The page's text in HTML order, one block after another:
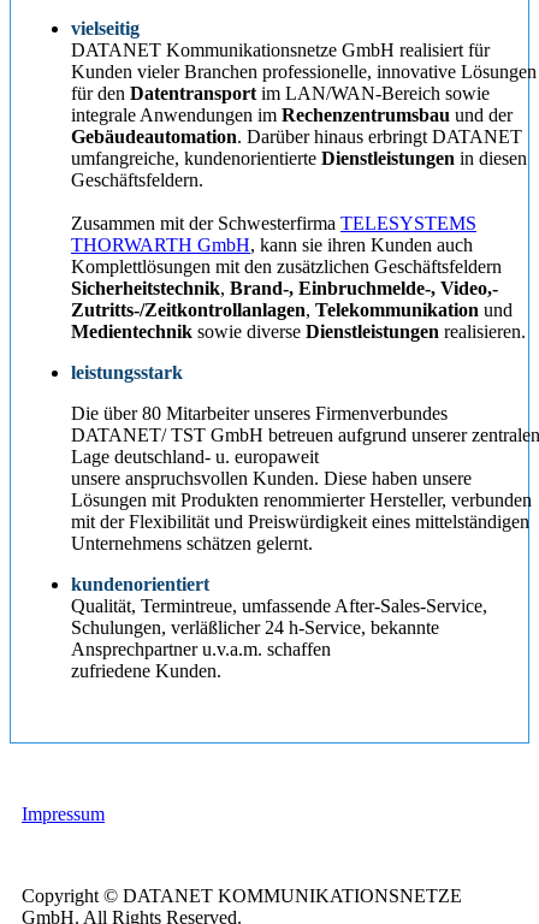
vielseitig
DATANET Kommunikationsnetze GmbH realisiert für
Kunden vieler Branchen professionelle, innovative Lösungen
für den Datentransport im LAN/WAN-Bereich sowie
integrale Anwendungen im Rechenzentrumsbau und der
Gebäudeautomation. Darüber hinaus erbringt DATANET
umfangreiche, kundenorientierte Dienstleistungen in diesen
Geschäftsfeldern.
Zusammen mit der Schwesterfirma TELESYSTEMS
THORWARTH GmbH, kann sie ihren Kunden auch
Komplettlösungen mit den zusätzlichen Geschäftsfeldern
Sicherheitstechnik, Brand-, Einbruchmelde-, Video,-
Zutritts-/Zeitkontrollanlagen, Telekommunikation und
Medientechnik sowie diverse Dienstleistungen realisieren.
leistungsstark
Die über 80 Mitarbeiter unseres Firmenverbundes
DATANET/ TST GmbH betreuen aufgrund unserer zentralen
Lage deutschland- u. europaweit
unsere anspruchsvollen Kunden. Diese haben unsere
Lösungen mit Produkten renommierter Hersteller, verbunden
mit der Flexibilität und Preiswürdigkeit eines mittelständigen
Unternehmens schätzen gelernt.
kundenorientiert
Qualität, Termintreue, umfassende After-Sales-Service,
Schulungen, verläßlicher 24 h-Service, bekannte
Ansprechpartner u.v.a.m. schaffen
zufriedene Kunden.
Impressum
Copyright © DATANET KOMMUNIKATIONSNETZE
GmbH. All Rights Reserved.